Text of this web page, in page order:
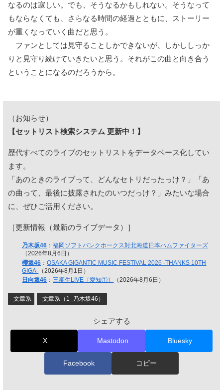
なるのは寂しい。でも、そうなるかもしれない。そうなって
もならなくても、さらなる時間の経過とともに、ストーリー
が重くなっていく曲だと思う。
ファンとしては見守ることしかできないが、しかししっか
りと見守り続けていきたいと思う。それがこの曲と向き合う
ということになるのだろうから。
（お知らせ）
【セットリスト検索システム 更新中！】
歴代すべてのライブのセットリストをデータベース化してい
ます。
「あのときのライブって、どんなセトリだったっけ？」「あ
の曲って、最後に披露されたのいつだっけ？」みたいな場合
に、ぜひご活用ください。
［更新情報（最新のライブデータ）］
乃木坂46 ：福岡ソフトバンクホークス対北海道日本ハムファイターズ
（2026年8月6日）
櫻坂46 ：OSAKA GIGANTIC MUSIC FESTIVAL 2026 -THANKS 10TH
GIGA- （2026年8月1日）
日向坂46 ：三期生LIVE［愛知①］ （2026年8月6日）
文章系 文章系（1_乃木坂46）
シェアする
X Mastodon Bluesky
Facebook コピー